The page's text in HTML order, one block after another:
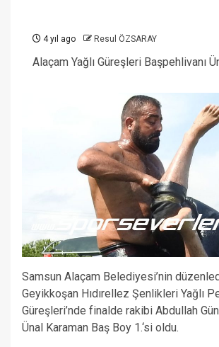
4 yıl ago Resul ÖZSARAY
Alaçam Yağlı Güreşleri Başpehlivanı
Samsun Alaçam Belediyesi’nin
Geyikkoşan Hıdırellez Şenlikleri Yağlı
Güreşleri’nde finalde rakibi Abdullah
Ünal Karaman Baş Boy 1.‘si oldu.